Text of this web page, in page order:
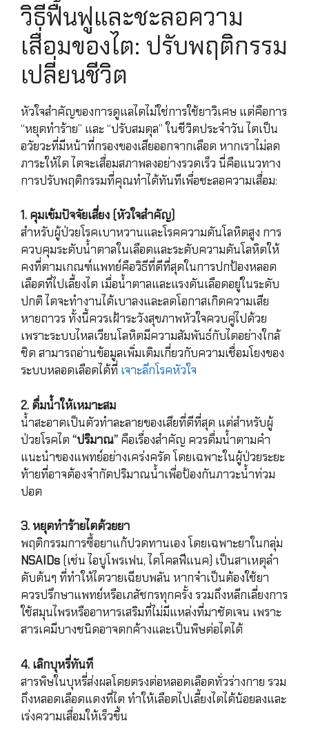
วิธีฟื้นฟูและชะลอความ
เสื่อมของไต: ปรับพฤติกรรม
เปลี่ยนชีวิต
หัวใจสำคัญของการดูแลไตไม่ใช่การใช้ยาวิเศษ แต่คือการ
“หยุดทำร้าย” และ “ปรับสมดุล” ในชีวิตประจำวัน ไตเป็น
อวัยวะที่มีหน้าที่กรองของเสียออกจากเลือด หากเราไม่ลด
ภาระให้ไต ไตจะเสื่อมสภาพลงอย่างรวดเร็ว นี่คือแนวทาง
การปรับพฤติกรรมที่คุณทำได้ทันทีเพื่อชะลอความเสื่อม:
1. คุมเข้มปัจจัยเสี่ยง (หัวใจสำคัญ)
สำหรับผู้ป่วยโรคเบาหวานและโรคความดันโลหิตสูง การ
ควบคุมระดับน้ำตาลในเลือดและระดับความดันโลหิตให้
คงที่ตามเกณฑ์แพทย์คือวิธีที่ดีที่สุดในการปกป้องหลอด
เลือดที่ไปเลี้ยงไต เมื่อน้ำตาลและแรงดันเลือดอยู่ในระดับ
ปกติ ไตจะทำงานได้เบาลงและลดโอกาสเกิดความเสีย
หายถาวร ทั้งนี้ควรเฝ้าระวังสุขภาพหัวใจควบคู่ไปด้วย
เพราะระบบไหลเวียนโลหิตมีความสัมพันธ์กับไตอย่างใกล้
ชิด สามารถอ่านข้อมูลเพิ่มเติมเกี่ยวกับความเชื่อมโยงของ
ระบบหลอดเลือดได้ที่ เจาะลึกโรคหัวใจ
2. ดื่มน้ำให้เหมาะสม
น้ำสะอาดเป็นตัวทำละลายของเสียที่ดีที่สุด แต่สำหรับผู้
ป่วยโรคไต “ปริมาณ” คือเรื่องสำคัญ ควรดื่มน้ำตามคำ
แนะนำของแพทย์อย่างเคร่งครัด โดยเฉพาะในผู้ป่วยระยะ
ท้ายที่อาจต้องจำกัดปริมาณน้ำเพื่อป้องกันภาวะน้ำท่วม
ปอด
3. หยุดทำร้ายไตด้วยยา
พฤติกรรมการซื้อยาแก้ปวดทานเอง โดยเฉพาะยาในกลุ่ม
NSAIDs (เช่น ไอบูโพรเฟน, ไดโคลฟีแนค) เป็นสาเหตุลำ
ดับต้นๆ ที่ทำให้ไตวายเฉียบพลัน หากจำเป็นต้องใช้ยา
ควรปรึกษาแพทย์หรือเภสัชกรทุกครั้ง รวมถึงหลีกเลี่ยงการ
ใช้สมุนไพรหรืออาหารเสริมที่ไม่มีแหล่งที่มาชัดเจน เพราะ
สารเคมีบางชนิดอาจตกค้างและเป็นพิษต่อไตได้
4. เลิกบุหรี่ทันที
สารพิษในบุหรี่ส่งผลโดยตรงต่อหลอดเลือดทั่วร่างกาย รวม
ถึงหลอดเลือดแดงที่ไต ทำให้เลือดไปเลี้ยงไตได้น้อยลงและ
เร่งความเสื่อมให้เร็วขึ้น